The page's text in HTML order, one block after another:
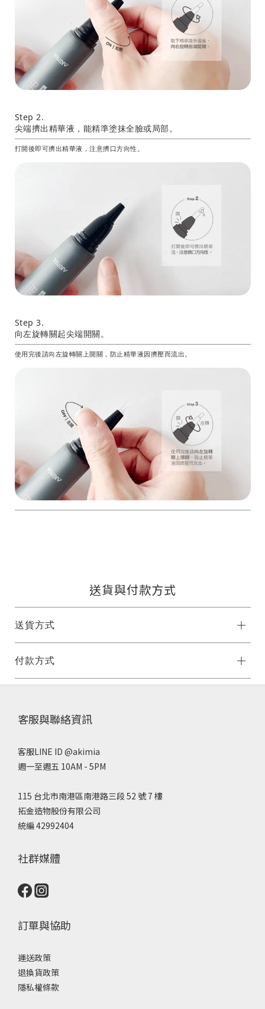
Step 2.
尖端擠出精華液，能精準塗抹全臉或局部。
打開後即可擠出精華液，注意擠口方向性。
Step 3.
向左旋轉關起尖端開關。
使用完後請向左旋轉關上開關，防止精華液因擠壓而流出。
送貨與付款方式
送貨方式
付款方式
客服與聯絡資訊
客服LINE ID @akimia
週一至週五 10AM - 5PM
115 台北市南港區南港路三段 52 號 7 樓
拓金造物股份有限公司
統編 42992404
社群媒體
訂單與協助
運送政策
退換貨政策
隱私權條款